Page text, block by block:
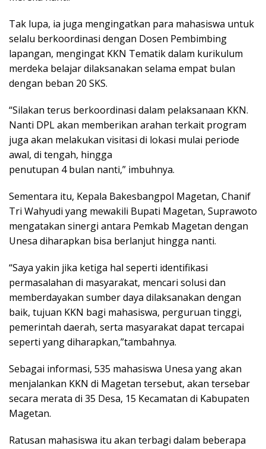
Tak lupa, ia juga mengingatkan para mahasiswa untuk
selalu berkoordinasi dengan Dosen Pembimbing
lapangan, mengingat KKN Tematik dalam kurikulum
merdeka belajar dilaksanakan selama empat bulan
dengan beban 20 SKS.
“Silakan terus berkoordinasi dalam pelaksanaan KKN.
Nanti DPL akan memberikan arahan terkait program
juga akan melakukan visitasi di lokasi mulai periode
awal, di tengah, hingga
penutupan 4 bulan nanti,” imbuhnya.
Sementara itu, Kepala Bakesbangpol Magetan, Chanif
Tri Wahyudi yang mewakili Bupati Magetan, Suprawoto
mengatakan sinergi antara Pemkab Magetan dengan
Unesa diharapkan bisa berlanjut hingga nanti.
“Saya yakin jika ketiga hal seperti identifikasi
permasalahan di masyarakat, mencari solusi dan
memberdayakan sumber daya dilaksanakan dengan
baik, tujuan KKN bagi mahasiswa, perguruan tinggi,
pemerintah daerah, serta masyarakat dapat tercapai
seperti yang diharapkan,”tambahnya.
Sebagai informasi, 535 mahasiswa Unesa yang akan
menjalankan KKN di Magetan tersebut, akan tersebar
secara merata di 35 Desa, 15 Kecamatan di Kabupaten
Magetan.
Ratusan mahasiswa itu akan terbagi dalam beberapa